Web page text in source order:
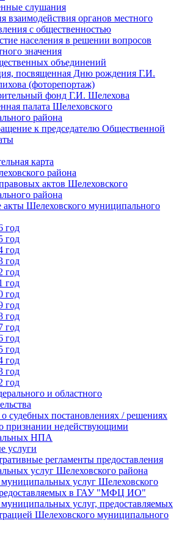
слушания
взаимодействия органов местного
с общественностью
населения в решении вопросов
значения
объединений
посвященная Дню рождения Г.И.
(фоторепортаж)
фонд Г.И. Шелехова
палата Шелеховского
района
к председателю Общественной
карта
района
актов Шелеховского
района
Шелеховского муниципального
год
год
год
год
год
год
год
год
год
год
год
год
год
год
год
и областного
судебных постановлениях / решениях
признании недействующими
НПА
услуги
регламенты предоставления
услуг Шелеховского района
услуг Шелеховского
в ГАУ "МФЦ ИО"
услуг, предоставляемых
Шелеховского муниципального